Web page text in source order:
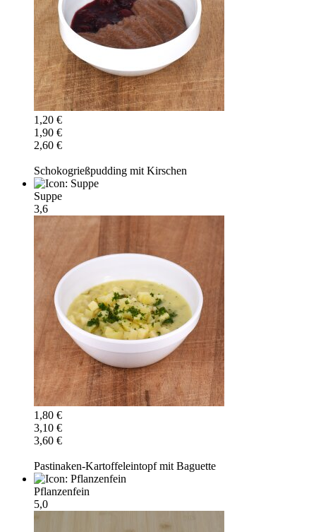
1,20 €
1,90 €
2,60 €
Schokogrießpudding mit Kirschen
Suppe
3,6
1,80 €
3,10 €
3,60 €
Pastinaken-Kartoffeleintopf mit Baguette
Pflanzenfein
5,0